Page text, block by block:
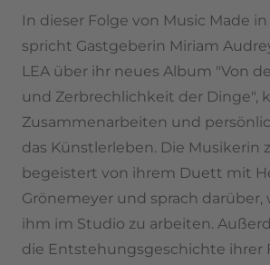
In dieser Folge von Music Made
spricht Gastgeberin Miriam
LEA über ihr neues Album "Von
und Zerbrechlichkeit der Dinge",
Zusammenarbeiten und
das Künstlerleben. Die Musikerin
begeistert von ihrem Duett mit
Grönemeyer und sprach darüber,
ihm im Studio zu arbeiten.
die Entstehungsgeschichte ihrer